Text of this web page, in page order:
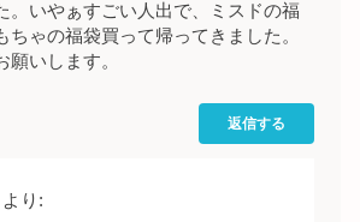
。いやぁすごい人出で、ミスドの福
ちゃの福袋買って帰ってきました。
願いします。
返信する
より: